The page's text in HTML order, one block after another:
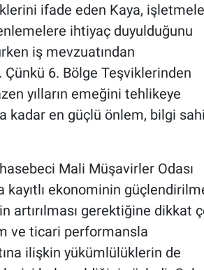
ifade eden Kaya,
ihtiyaç duyulduğunu
iş mevzuatından
6. Bölge Teşviklerinden
yılların emeğini tehlikeye
kadar en güçlü önlem, bilgi
Mali Müşavirler Odası
kayıtlı ekonominin
artırılması gerektiğine dikkat
ve ticari performansla
ilişkin yükümlülüklerin de